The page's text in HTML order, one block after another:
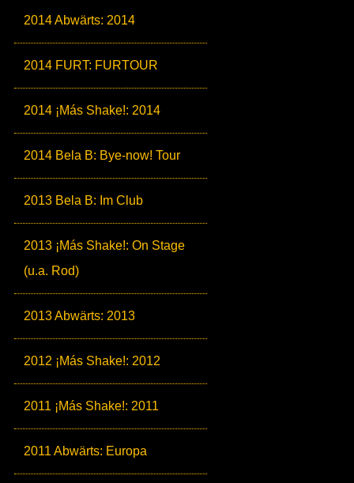
2014 Abwärts: 2014
2014 FURT: FURTOUR
2014 ¡Más Shake!: 2014
2014 Bela B: Bye-now! Tour
2013 Bela B: Im Club
2013 ¡Más Shake!: On Stage
(u.a. Rod)
2013 Abwärts: 2013
2012 ¡Más Shake!: 2012
2011 ¡Más Shake!: 2011
2011 Abwärts: Europa